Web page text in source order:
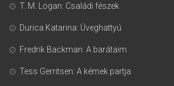
T. M. Logan: Családi fészek
Durica Katarina: Üveghattyú
Fredrik Backman: A barátaim
Tess Gerritsen: A kémek partja